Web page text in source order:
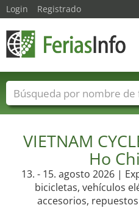
VIETNAM
Ho
13. - 15. agosto 2026 |
bicicletas, vehículos
accesorios,
Login Registrado
Nombres de ferias
Sectores de proveedor de